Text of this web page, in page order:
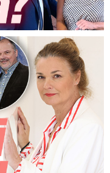
o operaci manžela